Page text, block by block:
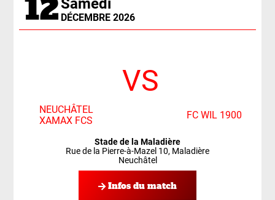
12Samedi
DÉCEMBRE 2026
NEUCHÂTEL
XAMAX FCS
VS
FC WIL 1900
Stade de la Maladière
Rue de la Pierre-à-Mazel 10, Maladière
Neuchâtel
Infos du match